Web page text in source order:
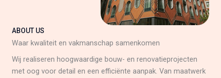
ABOUT US
Waar kwaliteit en vakmanschap samenkomen
Wij realiseren hoogwaardige bouw- en renovatieprojecten
met oog voor detail en een efficiënte aanpak. Van maatwerk